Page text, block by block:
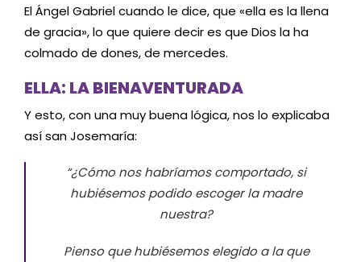
El Ángel Gabriel cuando le dice, que «ella es la llena
de gracia», lo que quiere decir es que Dios la ha
colmado de dones, de mercedes.
ELLA: LA BIENAVENTURADA
Y esto, con una muy buena lógica, nos lo explicaba
así san Josemaría:
“¿Cómo nos habríamos comportado, si
hubiésemos podido escoger la madre
nuestra?
Pienso que hubiésemos elegido a la que